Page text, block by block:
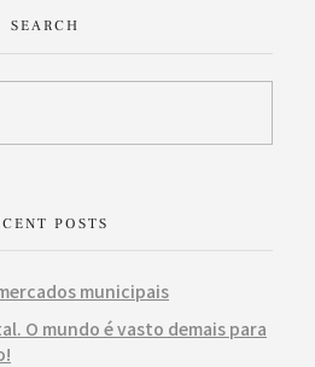
SEARCH
POSTS
municipais
O mundo é vasto demais para